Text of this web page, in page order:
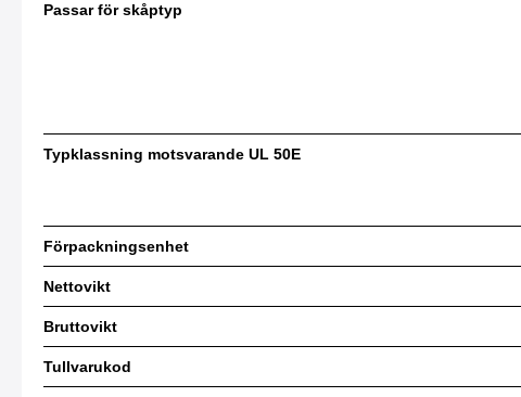
Passar för skåptyp
Typklassning motsvarande UL 50E
Förpackningsenhet
Nettovikt
Bruttovikt
Tullvarukod